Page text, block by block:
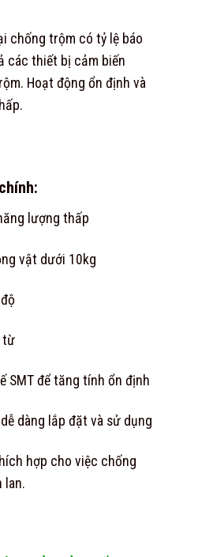
chống trộm có tỷ lệ báo
các thiết bị cảm biến
Hoạt động ổn định và
lượng thấp
vật dưới 10kg
từ
SMT để tăng tính ổn định
dàng lắp đặt và sử dụng
hợp cho việc chống
lan.